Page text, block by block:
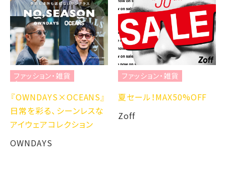
ファッション・雑貨
『OWNDAYS×OCEANS』
日常を彩る、シーンレスな
アイウェアコレクション
OWNDAYS
ファッション・雑貨
夏セール！MAX50%OFF
Zoff